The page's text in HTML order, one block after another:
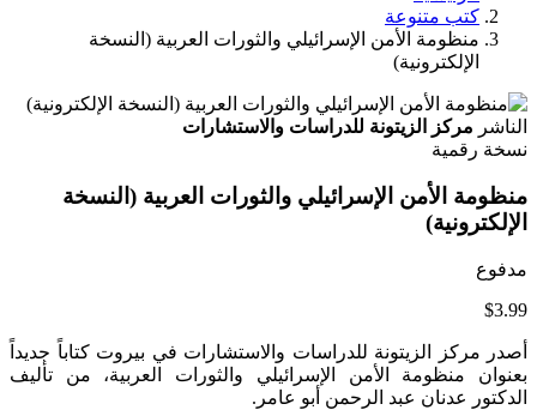
كتب متنوعة
منظومة الأمن الإسرائيلي والثورات العربية (النسخة
الإلكترونية)
الناشر مركز الزيتونة للدراسات والاستشارات
نسخة رقمية
منظومة الأمن الإسرائيلي والثورات العربية (النسخة
الإلكترونية)
مدفوع
$3.99
أصدر مركز الزيتونة للدراسات والاستشارات في بيروت كتاباً جديداً
بعنوان منظومة الأمن الإسرائيلي والثورات العربية، من تأليف
الدكتور عدنان عبد الرحمن أبو عامر.